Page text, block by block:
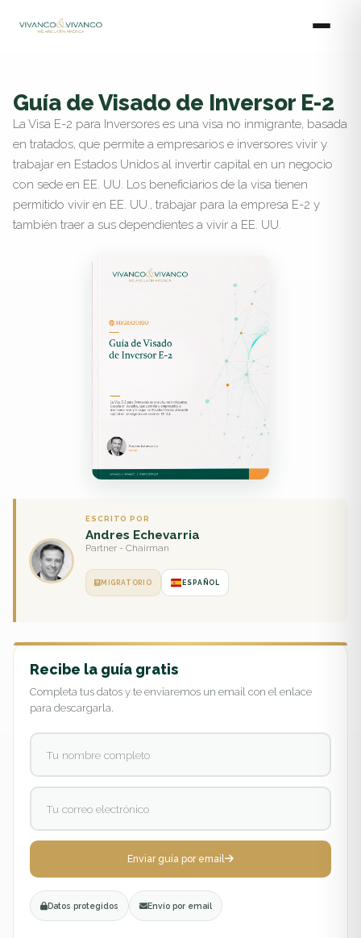
Guía de Visado de Inversor E-2
La Visa E-2 para Inversores es una visa no inmigrante, basada
en tratados, que permite a empresarios e inversores vivir y
trabajar en Estados Unidos al invertir capital en un negocio
con sede en EE. UU. Los beneficiarios de la visa tienen
permitido vivir en EE. UU., trabajar para la empresa E-2 y
también traer a sus dependientes a vivir a EE. UU.
ESCRITO POR
Andres Echevarria
Partner - Chairman
MIGRATORIO ESPAÑOL
Recibe la guía gratis
Completa tus datos y te enviaremos un email con el enlace
para descargarla.
Enviar guía por email
Datos protegidos Envío por email